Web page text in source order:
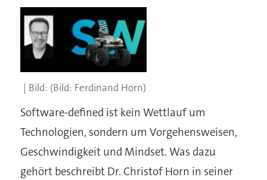
(Bild: Ferdinand Horn)
Software-defined ist kein Wettlauf um
Technologien, sondern um Vorgehensweisen,
Geschwindigkeit und Mindset. Was dazu
gehört beschreibt Dr. Christof Horn in seiner